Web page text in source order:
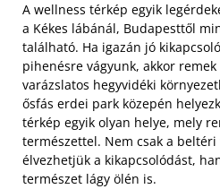
A wellness térkép egyik
a Kékes lábánál, Budapesttől
található. Ha igazán jó
pihenésre vágyunk, akkor
varázslatos hegyvidéki
ősfás erdei park közepén
térkép egyik olyan helye, mely
természettel. Nem csak a
élvezhetjük a kikapcsolódást,
természet lágy ölén is.